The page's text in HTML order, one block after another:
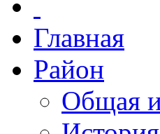
Главная
Район
Общая